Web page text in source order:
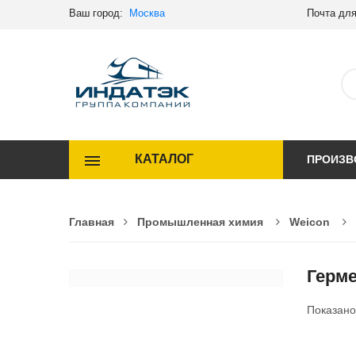
Ваш город: Москва Почта
КАТАЛОГ
Главная Промышленная химия Weicon
Показано